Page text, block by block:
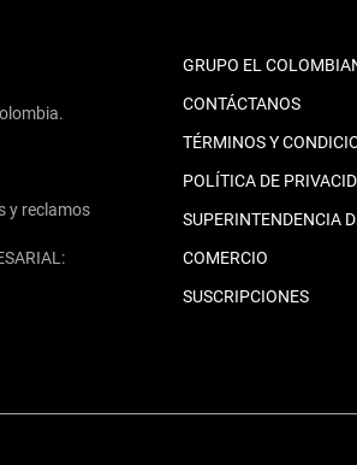
y reclamos
GRUPO EL
CONTÁCTANOS
TÉRMINOS Y
POLÍTICA DE
SUPERINTENDENCIA
COMERCIO
SUSCRIPCIONES